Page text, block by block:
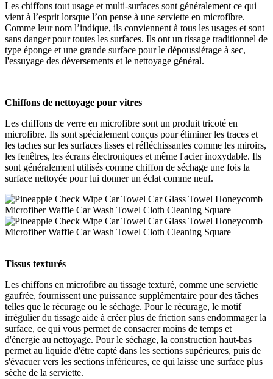
Les chiffons tout usage et multi-surfaces sont généralement ce qui
vient à l’esprit lorsque l’on pense à une serviette en microfibre.
Comme leur nom l’indique, ils conviennent à tous les usages et sont
sans danger pour toutes les surfaces. Ils ont un tissage traditionnel de
type éponge et une grande surface pour le dépoussiérage à sec,
l'essuyage des déversements et le nettoyage général.
Chiffons de nettoyage pour vitres
Les chiffons de verre en microfibre sont un produit tricoté en
microfibre. Ils sont spécialement conçus pour éliminer les traces et
les taches sur les surfaces lisses et réfléchissantes comme les miroirs,
les fenêtres, les écrans électroniques et même l'acier inoxydable. Ils
sont généralement utilisés comme chiffon de séchage une fois la
surface nettoyée pour lui donner un éclat comme neuf.
Tissus texturés
Les chiffons en microfibre au tissage texturé, comme une serviette
gaufrée, fournissent une puissance supplémentaire pour des tâches
telles que le récurage ou le séchage. Pour le récurage, le motif
irrégulier du tissage aide à créer plus de friction sans endommager la
surface, ce qui vous permet de consacrer moins de temps et
d'énergie au nettoyage. Pour le séchage, la construction haut-bas
permet au liquide d'être capté dans les sections supérieures, puis de
s'évacuer vers les sections inférieures, ce qui laisse une surface plus
sèche de la serviette.